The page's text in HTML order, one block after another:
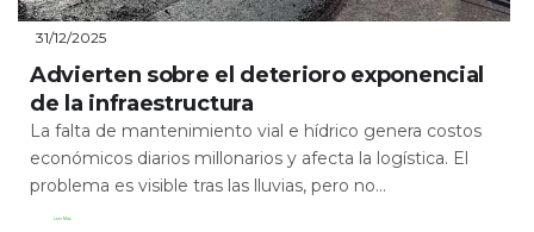
31/12/2025
Advierten sobre el deterioro exponencial
de la infraestructura
La falta de mantenimiento vial e hídrico genera costos
económicos diarios millonarios y afecta la logística. El
problema es visible tras las lluvias, pero no...
Leer Más